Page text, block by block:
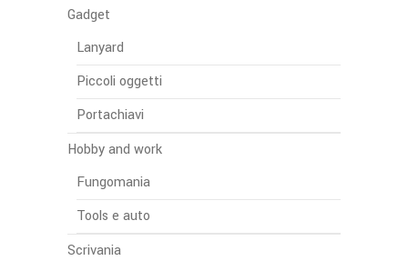
Gadget
Lanyard
Piccoli oggetti
Portachiavi
Hobby and work
Fungomania
Tools e auto
Scrivania